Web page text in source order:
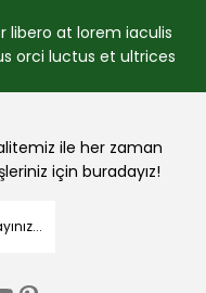
libero at lorem iaculis
orci luctus et ultrices
ile her zaman
için buradayız!